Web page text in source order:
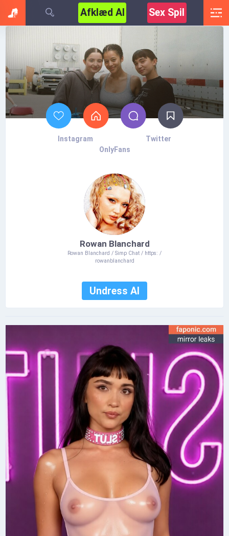
Afklæd AI Sex Spil
Instagram
Twitter
OnlyFans
Rowan Blanchard
Rowan Blanchard / Simp Chat / https: /
rowanblanchard
Undress AI